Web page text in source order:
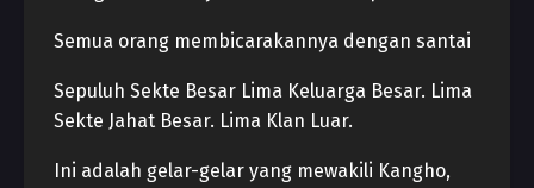
Semua orang membicarakannya dengan santai
Sepuluh Sekte Besar Lima Keluarga Besar. Lima
Sekte Jahat Besar. Lima Klan Luar.
Ini adalah gelar-gelar yang mewakili Kangho,